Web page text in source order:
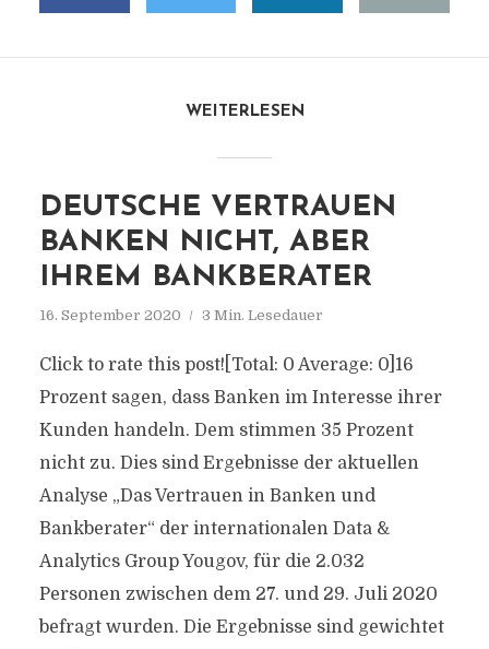
WEITERLESEN
DEUTSCHE VERTRAUEN
BANKEN NICHT, ABER
IHREM BANKBERATER
16. September 2020 3 Min. Lesedauer
Click to rate this post![Total: 0 Average: 0]16
Prozent sagen, dass Banken im Interesse ihrer
Kunden handeln. Dem stimmen 35 Prozent
nicht zu. Dies sind Ergebnisse der aktuellen
Analyse „Das Vertrauen in Banken und
Bankberater“ der internationalen Data &
Analytics Group Yougov, für die 2.032
Personen zwischen dem 27. und 29. Juli 2020
befragt wurden. Die Ergebnisse sind gewichtet